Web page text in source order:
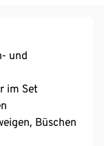
und
im Set
Büschen